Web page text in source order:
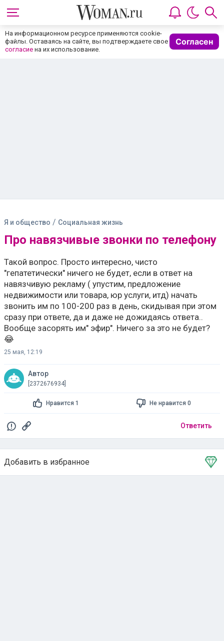
На информационном ресурсе применяются cookie-
файлы. Оставаясь на сайте, вы подтверждаете свое
согласие на их использование.
Согласен
Я и общество / Социальная жизнь
Про навязчивые звонки по телефону
Такой вопрос. Просто интересно, чисто
"гепатетически" ничего не будет, если в ответ на
навязчивую рекламу ( упустим, предложение
недвижимости или товара, юр услуги, итд) начать
звонить им по 100-200 раз в день, скидывая при этом
сразу при ответе, да и даже не дожидаясь ответа..
Вообще засорять им" эфир". Ничего за это не будет?
😂
25 мая, 12:19
Автор
[2372676934]
Нравится 1 Не нравится 0
Ответить
Добавить в избранное
Тема в избранном